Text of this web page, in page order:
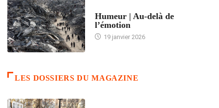
Humeur | Au-delà de
l’émotion
19 janvier 2026
LES DOSSIERS DU MAGAZINE